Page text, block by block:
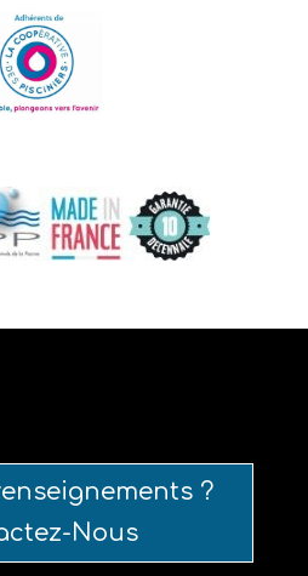
?
Nous